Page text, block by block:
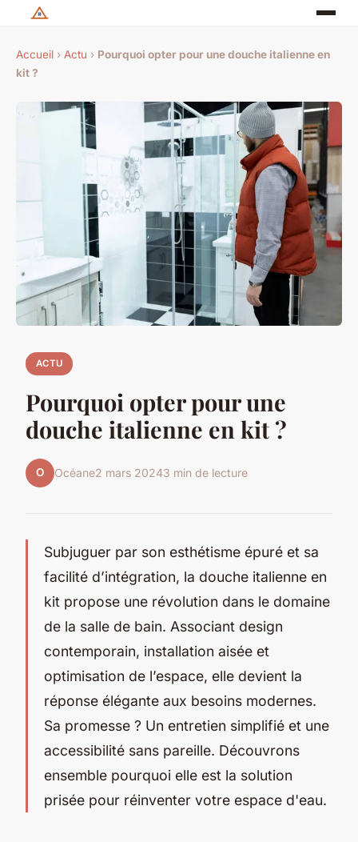
Accueil › Actu › Pourquoi opter pour une douche italienne en
kit ?
ACTU
Pourquoi opter pour une
douche italienne en kit ?
O Océane2 mars 20243 min de lecture
Subjuguer par son esthétisme épuré et sa
facilité d’intégration, la douche italienne en
kit propose une révolution dans le domaine
de la salle de bain. Associant design
contemporain, installation aisée et
optimisation de l’espace, elle devient la
réponse élégante aux besoins modernes.
Sa promesse ? Un entretien simplifié et une
accessibilité sans pareille. Découvrons
ensemble pourquoi elle est la solution
prisée pour réinventer votre espace d'eau.